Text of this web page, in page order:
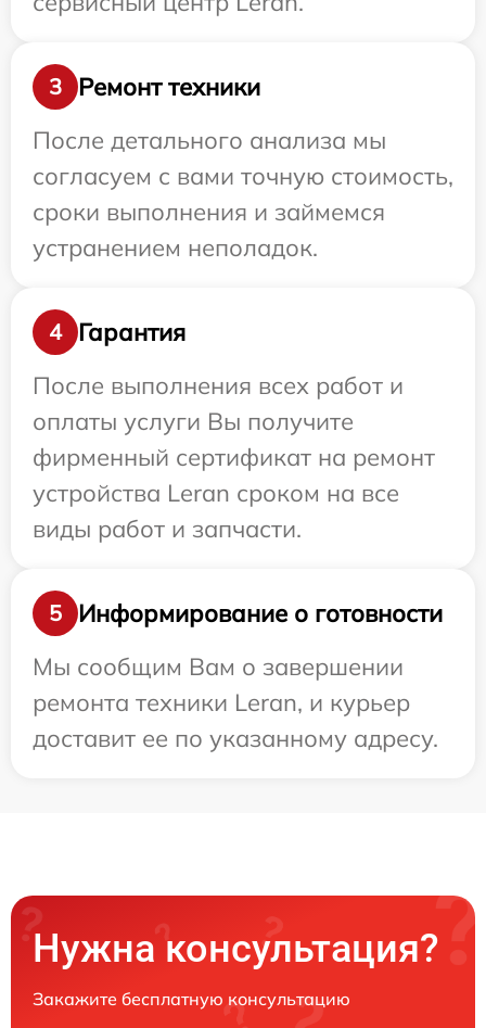
3
Ремонт техники
После детального анализа мы
согласуем с вами точную стоимость,
сроки выполнения и займемся
устранением неполадок.
4
Гарантия
После выполнения всех работ и
оплаты услуги Вы получите
фирменный сертификат на ремонт
устройства Leran сроком на все
виды работ и запчасти.
5
Информирование о готовности
Мы сообщим Вам о завершении
ремонта техники Leran, и курьер
доставит ее по указанному адресу.
Нужна консультация?
Закажите бесплатную консультацию